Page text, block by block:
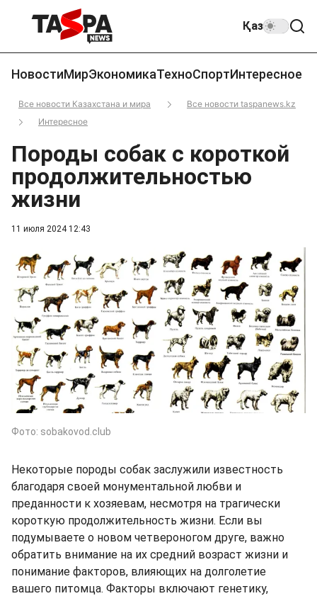
Қаз
НовостиМирЭкономикаТехноСпортИнтересное
Все новости Казахстана и мира
Все новости taspanews.kz
Интересное
11 июля 2024 12:43
Породы собак с короткой
продолжительностью
жизни
Фото: sobakovod.club
Некоторые породы собак заслужили известность
благодаря своей монументальной любви и
преданности к хозяевам, несмотря на трагически
короткую продолжительность жизни. Если вы
подумываете о новом четвероногом друге, важно
обратить внимание на их средний возраст жизни и
понимание факторов, влияющих на долголетие
вашего питомца. Факторы включают генетику,